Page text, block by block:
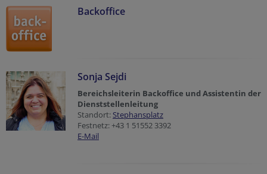
Backoffice
Sonja Sejdi
Bereichsleiterin Backoffice und Assistentin der
Dienststellenleitung
Standort: Stephansplatz
Festnetz: +43 1 51552 3392
E-Mail